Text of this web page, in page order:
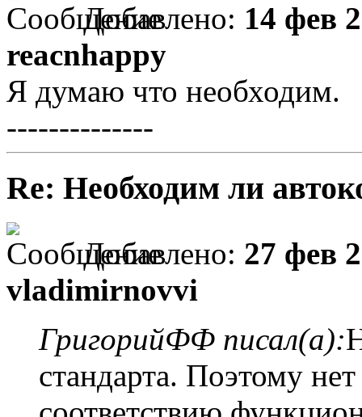
Добавлено: 14 фев
reacnhappy
Я думаю что необходим.
--------------
Re: Необходим ли
Добавлено: 27 фев
vladimirnovvi
ГригорийФФ писал(а):
стандарта. Поэтому